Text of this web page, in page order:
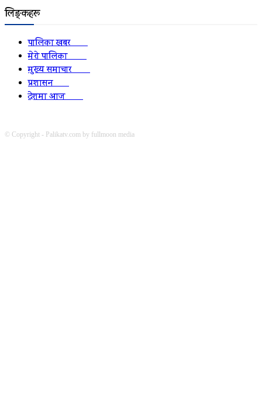
लिङ्कहरू
पालिका खबर2152
मेरो पालिका2078
मुख्य समाचार2010
प्रशासन1341
देशमा आज1278
© Copyright - Palikatv.com by fullmoon media